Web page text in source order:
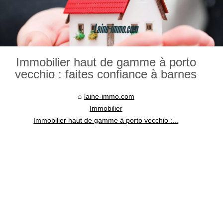
Immobilier haut de gamme à porto
vecchio : faites confiance à barnes
laine-immo.com
Immobilier
Immobilier haut de gamme à porto vecchio :...